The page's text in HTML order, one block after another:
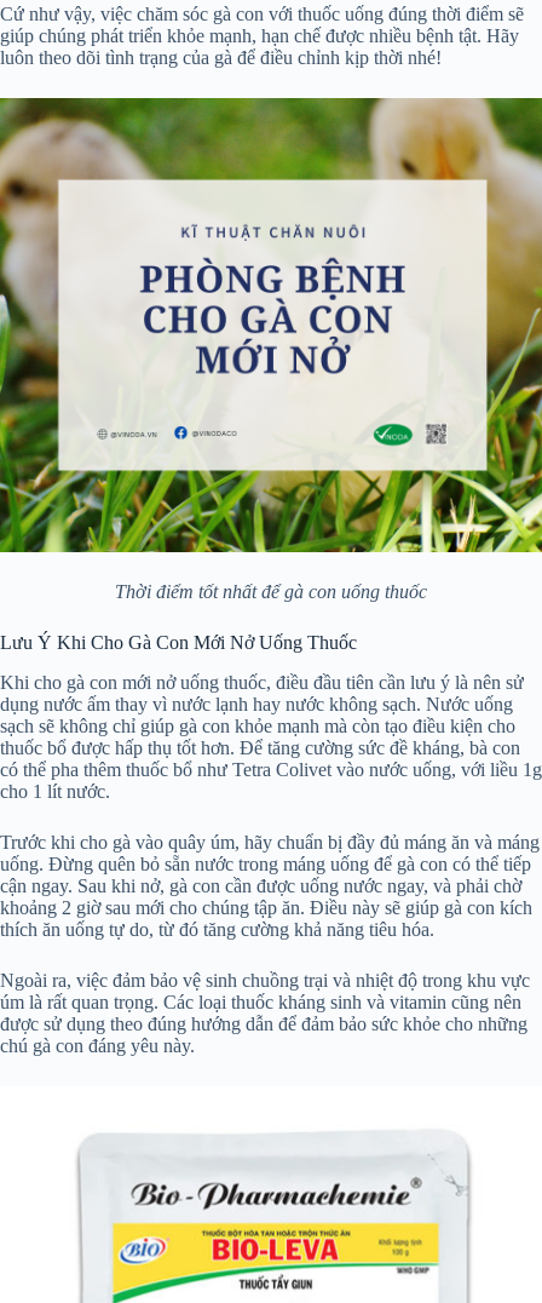
Cứ như vậy, việc chăm sóc gà con với thuốc uống đúng thời điểm sẽ
giúp chúng phát triển khỏe mạnh, hạn chế được nhiều bệnh tật. Hãy
luôn theo dõi tình trạng của gà để điều chỉnh kịp thời nhé!
Thời điểm tốt nhất để gà con uống thuốc
Lưu Ý Khi Cho Gà Con Mới Nở Uống Thuốc
Khi cho gà con mới nở uống thuốc, điều đầu tiên cần lưu ý là nên sử
dụng nước ấm thay vì nước lạnh hay nước không sạch. Nước uống
sạch sẽ không chỉ giúp gà con khỏe mạnh mà còn tạo điều kiện cho
thuốc bổ được hấp thụ tốt hơn. Để tăng cường sức đề kháng, bà con
có thể pha thêm thuốc bổ như Tetra Colivet vào nước uống, với liều 1g
cho 1 lít nước.
Trước khi cho gà vào quây úm, hãy chuẩn bị đầy đủ máng ăn và máng
uống. Đừng quên bỏ sẵn nước trong máng uống để gà con có thể tiếp
cận ngay. Sau khi nở, gà con cần được uống nước ngay, và phải chờ
khoảng 2 giờ sau mới cho chúng tập ăn. Điều này sẽ giúp gà con kích
thích ăn uống tự do, từ đó tăng cường khả năng tiêu hóa.
Ngoài ra, việc đảm bảo vệ sinh chuồng trại và nhiệt độ trong khu vực
úm là rất quan trọng. Các loại thuốc kháng sinh và vitamin cũng nên
được sử dụng theo đúng hướng dẫn để đảm bảo sức khỏe cho những
chú gà con đáng yêu này.